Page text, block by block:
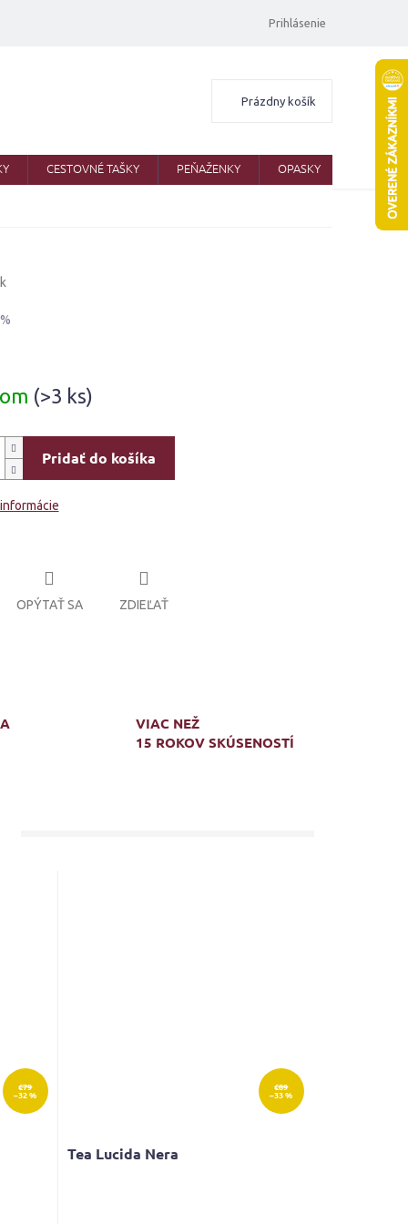
Prihlásenie
Nákupný
Prázdny košík
CESTOVNÉ TAŠKY PEŇAŽENKY OPASKY ŠATKY
(>3 ks)
Pridať do košíka
OPÝTAŤ SA ZDIEĽAŤ
VIAC NEŽ
15 ROKOV SKÚSENOSTÍ
€79
–32 %
€89
–33 %
Tea Lucida Nera